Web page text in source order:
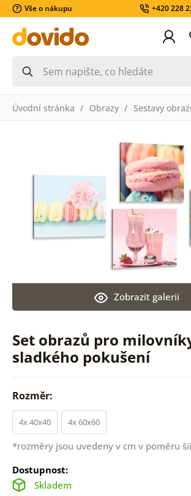
Vše o nákupu +420 228
Úvodní stránka Obrazy Sestavy
Set obrazů pro
sladkého pokušení
Zobrazit galerii
Rozměr:
4x 40x40 4x 60x60
*rozměry jsou uvedeny v cm v poměru
Dostupnost:
Skladem